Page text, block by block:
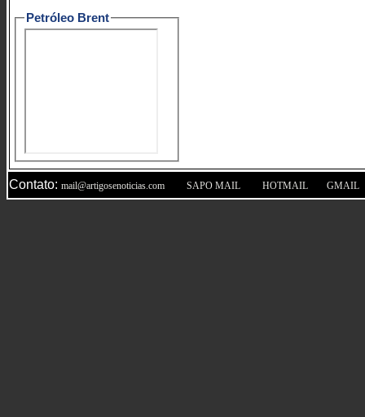
Petróleo Brent
Contato: mail@artigosenoticias.com SAPO MAIL HOTMAIL GMAIL